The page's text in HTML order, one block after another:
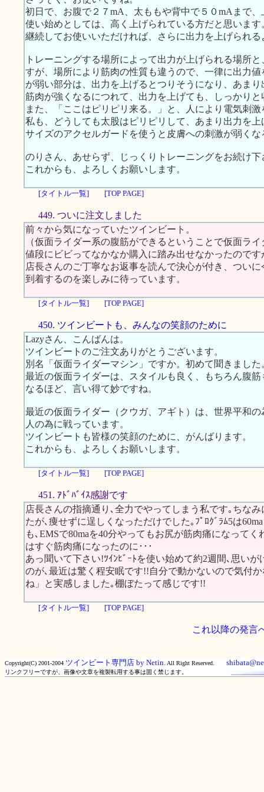
初日で、お腹で２７mA、太ももや背中で５０mAまで
使い始めとしては、高く上げられている方だと思います
継続してお使いいただければ、さらに出力を上げられ
トレーニングする場所によって出力が上げられる場所
すが、場所により筋肉の性質も違うので、一律に出力
が弱い部分は、出力を上げるとつりそうになり、あま
筋肉が強くなるにつれて、出力を上げても、しっかり
また、「ここはピリピリ来る。」と、人により電気刺
私も、どうしても太股はピリピリして、あまり出力を
サイズのアクセルガードを使うと皮膚への刺激が弱く
のりさん、あせらず、じっくりトレーニングをお続け下
これからも、よろしくお願いします。
[タイトル一覧] [TOP PAGE]
449. ついに注文しました
前々から気になっていたツインビート。
（仮面ライダー系の腹筋ができるということで仮面ラ
値段にビビってなかなか購入に踏み出せなかったので
店長さんのご丁寧なお返事を読んで決心が付き、つい
到着するのを楽しみに待っています。
[タイトル一覧] [TOP PAGE]
450. ツインビートも、みんなの笑顔のために
Lazyさん、こんばんは。
ツインビートのご注文ありがとうございます。
別名「仮面ライダーマシン」ですか。初めて聞きました
最近の仮面ライダーは、スタイルも良く、もちろん腹筋
なるほど、言い得て妙ですね。
最近の仮面ライダー（クウガ、アギト）は、世界平和
人の為に戦っています。
ツインビートも皆様の笑顔のために、がんばります。
これからも、よろしくお願いします。
[タイトル一覧] [TOP PAGE]
451. ｱﾄﾞﾊﾞｲｽ感謝です
店長さんの指摘通り､全力でやってしまう私です｡ちな
たが､痩せずに逞しくなっただけでした｡ﾌﾟﾛｸﾞﾗﾑ5は
も､EMSで80maを40分やってもお尻が筋肉痛になって
はすぐ筋肉痛になったのに･･･
あっ聞いて下さい!ﾂｲﾝﾋﾞｰﾄを使い始めて約2週間､思い
のが､最近は驚く程安眠です!!自分で動かないので気付
ね」と実感しました｡棚ぼたって感じです!!
[タイトル一覧] [TOP PAGE]
これ以降の発言
Copyright(C) 2001-2004 ツインビート専門店 by Netin. All Right Reserved.
リンクフリーですが、画像や文章を複製転用する事は固く禁じます。